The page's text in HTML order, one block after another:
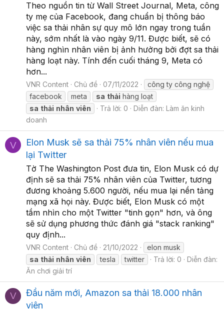
Theo nguồn tin từ Wall Street Journal, Meta, công
ty mẹ của Facebook, đang chuẩn bị thông báo
việc sa thải nhân sự quy mô lớn ngay trong tuần
này, sớm nhất là vào ngày 9/11. Được biết, sẽ có
hàng nghìn nhân viên bị ảnh hưởng bởi đợt sa thải
hàng loạt này. Tính đến cuối tháng 9, Meta có
hơn...
VNR Content Chủ đề 07/11/2022
công ty công nghệ
facebook
meta sa thải hàng loạt
sa thải nhân viên Trả lời: 0 Diễn đàn: Làm ăn kinh
doanh
V
Elon Musk sẽ sa thải 75% nhân viên nếu mua
lại Twitter
Tờ The Washington Post đưa tin, Elon Musk có dự
định sẽ sa thải 75% nhân viên của Twitter, tương
đương khoảng 5.600 người, nếu mua lại nền tảng
mạng xã họi này. Được biết, Elon Musk có một
tầm nhìn cho một Twitter "tinh gọn" hơn, và ông
sẽ sử dụng phương thức đánh giá "stack ranking"
quy định...
VNR Content Chủ đề 21/10/2022
elon musk
sa thải nhân viên tesla twitter Trả lời: 0
Diễn đàn:
Ăn chơi giải trí
V
Đầu năm mới, Amazon sa thải 18.000 nhân
viên